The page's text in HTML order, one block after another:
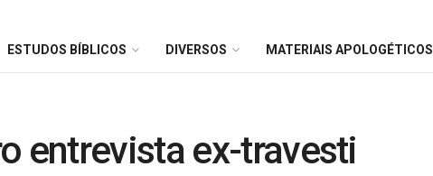
ESTUDOS BÍBLICOS DIVERSOS MATERIAIS APOLOGÉTICOS
entrevista ex-travesti